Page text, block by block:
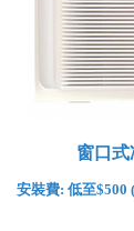
窗口
安裝費: 低至$500